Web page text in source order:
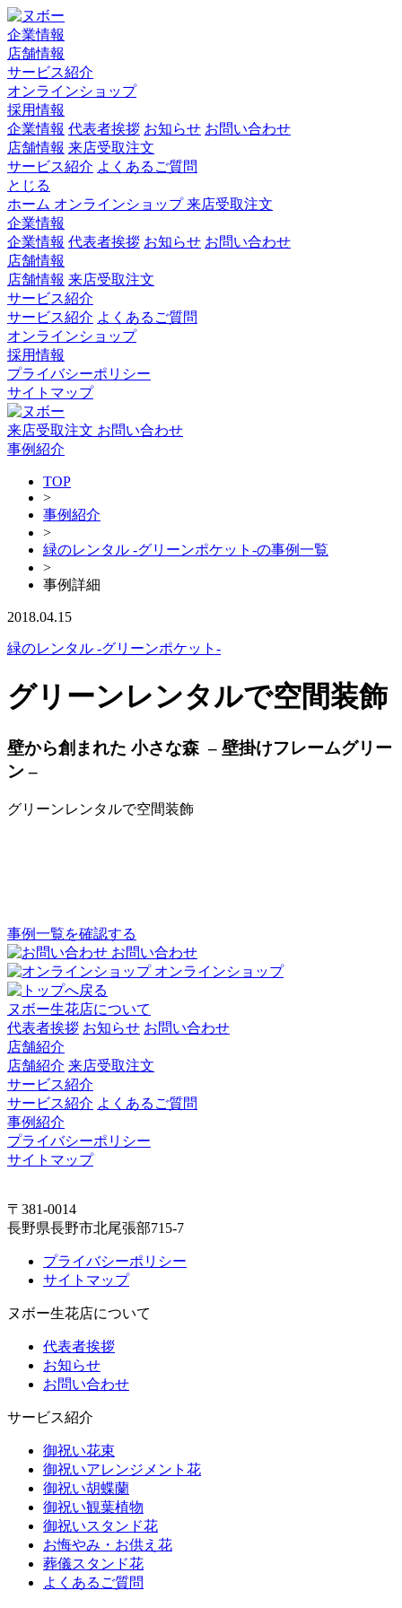
企業情報
店舗情報
サービス紹介
オンラインショップ
採用情報
企業情報 代表者挨拶 お知らせ お問い合わせ
店舗情報 来店受取注文
サービス紹介 よくあるご質問
とじる
ホーム オンラインショップ来店受取注文
企業情報
企業情報 代表者挨拶 お知らせ お問い合わせ
店舗情報
店舗情報 来店受取注文
サービス紹介
サービス紹介 よくあるご質問
オンラインショップ
採用情報
プライバシーポリシー
サイトマップ
来店受取注文 お問い合わせ
事例紹介
TOP
>
事例紹介
>
緑のレンタル -グリーンポケット-の事例一覧
>
事例詳細
2018.04.15
緑のレンタル -グリーンポケット-
グリーンレンタルで空間装飾
壁から創まれた 小さな森 – 壁掛けフレームグリー
ン –
グリーンレンタルで空間装飾
事例一覧を確認する
お問い合わせ
オンラインショップ
ヌボー生花店について
代表者挨拶 お知らせ お問い合わせ
店舗紹介
店舗紹介 来店受取注文
サービス紹介
サービス紹介 よくあるご質問
事例紹介
プライバシーポリシー
サイトマップ
〒381-0014
長野県長野市北尾張部715-7
プライバシーポリシー
サイトマップ
ヌボー生花店について
代表者挨拶
お知らせ
お問い合わせ
サービス紹介
御祝い花束
御祝いアレンジメント花
御祝い胡蝶蘭
御祝い観葉植物
御祝いスタンド花
お悔やみ・お供え花
葬儀スタンド花
よくあるご質問